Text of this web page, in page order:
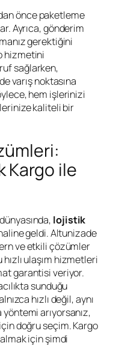
önce paketleme
Ayrıca, gönderim
gerektiğini
hizmetini
sağlarken,
varış noktasına
hem işlerinizi
kaliteli bir
Kargo ile
lojistik
geldi. Altunizade
ve etkili çözümler
hızlı ulaşım hizmetleri
garantisi veriyor.
sunduğu
hızlı değil, aynı
arıyorsanız,
doğru seçim. Kargo
için şimdi